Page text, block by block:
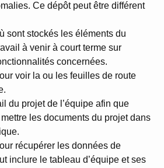
Ce dépôt peut être différent
sont stockés les éléments du
à venir à court terme sur
concernées.
voir la ou les feuilles de route
du projet de l’équipe afin que
mettre les documents du projet dans
récupérer les données de
inclure le tableau d’équipe et ses